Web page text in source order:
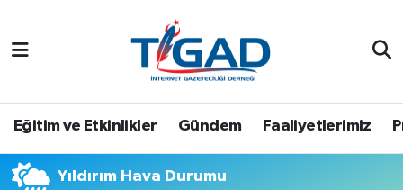
Eğitim ve Etkinlikler Gündem Faaliyetlerimiz
Yıldırım Hava Durumu
Nöbetçi Eczaneler